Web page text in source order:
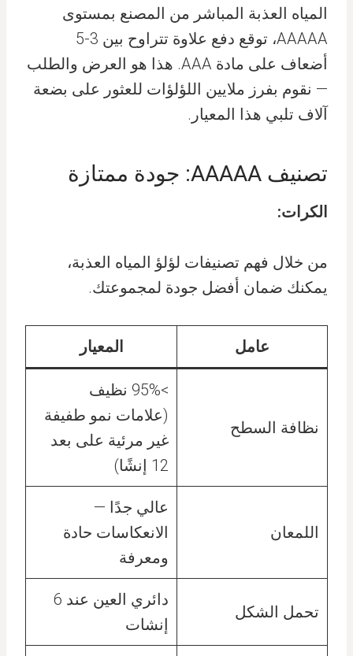
المياه العذبة المباشر من المصنع بمستوى
AAAAA، توقع دفع علاوة تتراوح بين 3-5
أضعاف على مادة AAA. هذا هو العرض والطلب
— نقوم بفرز ملايين اللؤلؤات للعثور على بضعة
آلاف تلبي هذا المعيار.
تصنيف AAAAA: جودة ممتازة
الكرات:
من خلال فهم تصنيفات لؤلؤ المياه العذبة،
يمكنك ضمان أفضل جودة لمجموعتك.
عامل المعيار
نظافة السطح
>95% نظيف
(علامات نمو طفيفة
غير مرئية على بعد
12 إنشًا)
اللمعان
عالي جدًا —
الانعكاسات حادة
ومعرفة
تحمل الشكل
دائري العين عند 6
إنشات